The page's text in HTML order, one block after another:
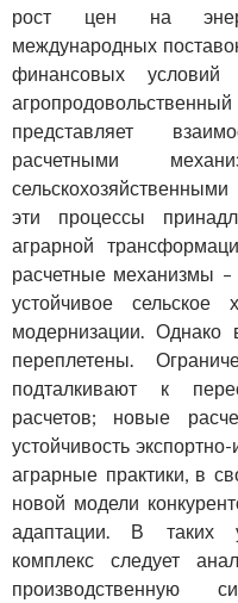
рост цен на
международных
финансовых
представляет
расчетными
эти процессы
аграрной
расчетные механизмы –
устойчивое сельское
модернизации. Однако
переплетены.
подталкивают к
расчетов; новые
устойчивость
аграрные практики, в
новой модели
адаптации. В таких
комплекс следует